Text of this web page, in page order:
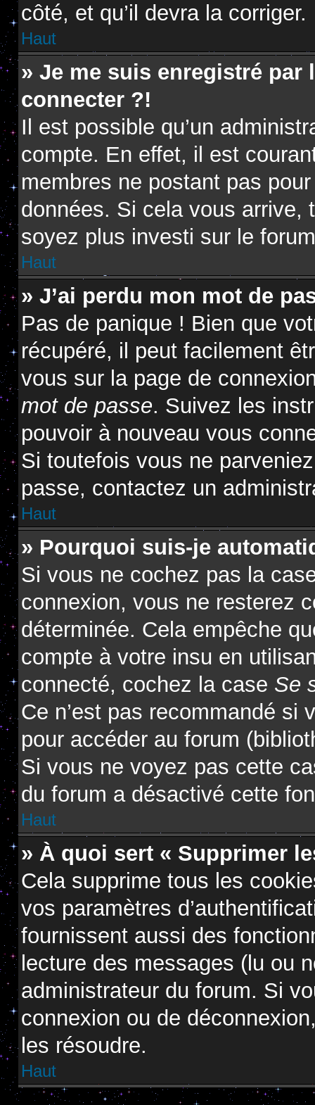
côté, et qu’il devra la corriger.
Haut
» Je me suis enregistré par
connecter ?!
Il est possible qu’un
compte. En effet, il est
membres ne postant pas
données. Si cela vous arrive,
soyez plus investi sur le
Haut
» J’ai perdu mon mot de
Pas de panique ! Bien que
récupéré, il peut facilement
vous sur la page de
mot de passe. Suivez les
pouvoir à nouveau vous
Si toutefois vous ne
passe, contactez un
Haut
» Pourquoi suis-je
Si vous ne cochez pas la
connexion, vous ne resterez
déterminée. Cela empêche
compte à votre insu en
connecté, cochez la case Se
Ce n’est pas recommandé si
pour accéder au forum
Si vous ne voyez pas cette
du forum a désactivé cette
Haut
» À quoi sert « Supprimer
Cela supprime tous les
vos paramètres
fournissent aussi des
lecture des messages (lu ou
administrateur du forum. Si
connexion ou de
les résoudre.
Haut